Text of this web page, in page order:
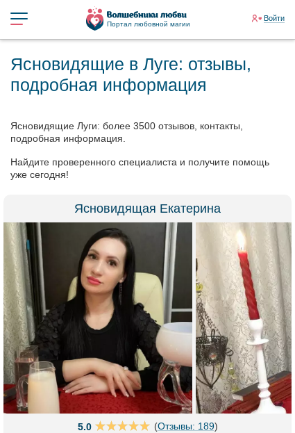
Портал любовной магии
Войти
Ясновидящие в Луге: отзывы,
подробная информация
Ясновидящие Луги: более 3500 отзывов, контакты,
подробная информация.
Найдите проверенного специалиста и получите помощь
уже сегодня!
Ясновидящая Екатерина
5.0 (Отзывы: 189)